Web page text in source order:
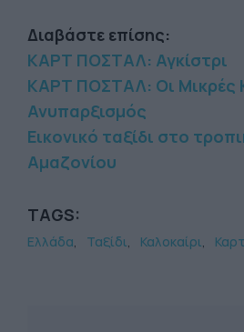
Διαβάστε επίσης:
ΚΑΡΤ ΠΟΣΤΑΛ: Αγκίστρι
ΚΑΡΤ ΠΟΣΤΑΛ: Οι Μικρές
Ανυπαρξισμός
Εικονικό ταξίδι στο
Αμαζονίου
TAGS:
Ελλάδα Ταξίδι Καλοκαίρι